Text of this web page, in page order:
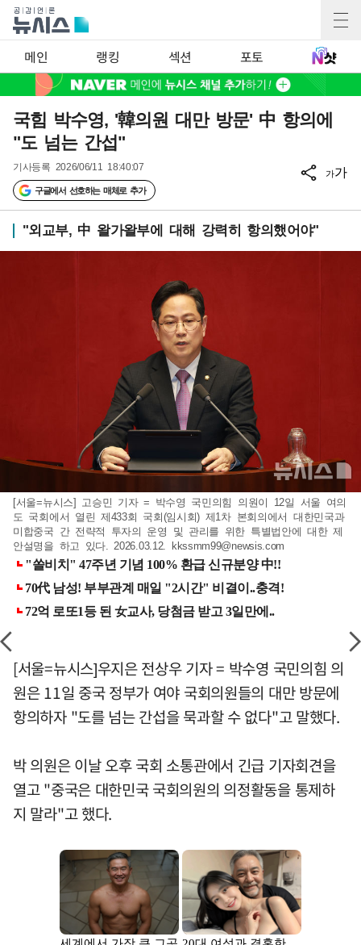
메인 랭킹 섹션 포토
국힘 박수영, '韓의원 대만 방문' 中 항의에
"도 넘는 간섭"
기사등록 2026/06/11 18:40:07
구글에서 선호하는 매체로 추가
가가
"외교부, 中 왈가왈부에 대해 강력히 항의했어야"
[서울=뉴시스] 고승민 기자 = 박수영 국민의힘 의원이 12일 서울 여의
도 국회에서 열린 제433회 국회(임시회) 제1차 본회의에서 대한민국과
미합중국 간 전략적 투자의 운영 및 관리를 위한 특별법안에 대한 제
안설명을 하고 있다. 2026.03.12. kkssmm99@newsis.com
[서울=뉴시스]우지은 전상우 기자 = 박수영 국민의힘 의
원은 11일 중국 정부가 여야 국회의원들의 대만 방문에
항의하자 "도를 넘는 간섭을 묵과할 수 없다"고 말했다.
박 의원은 이날 오후 국회 소통관에서 긴급 기자회견을
열고 "중국은 대한민국 국회의원의 의정활동을 통제하
지 말라"고 했다.